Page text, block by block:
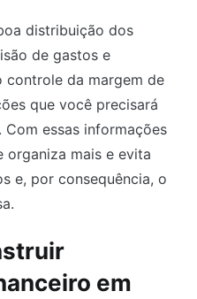
distribuição dos
de gastos e
controle da margem de
que você precisará
essas informações
organiza mais e evita
e, por consequência, o
em